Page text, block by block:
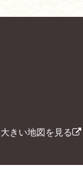
大きい地図を見る